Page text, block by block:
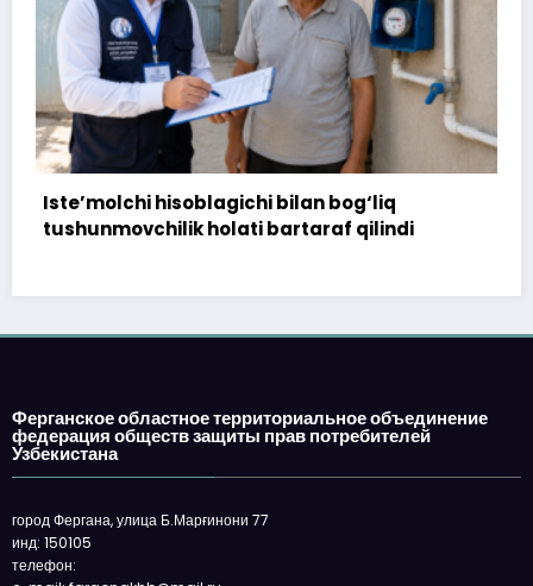
172 million so‘m to‘landi, ammo uy
topshirilmadi…
Ферганское областное территориальное объединение
федерация обществ защиты прав потребителей
Узбекистана
город Фергана, улица Б.Марғинони 77
инд: 150105
телефон: